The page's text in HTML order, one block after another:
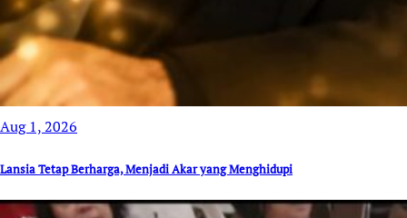
Aug 1, 2026
Lansia Tetap Berharga, Menjadi Akar yang Menghidupi